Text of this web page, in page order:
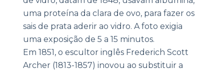
uma proteína da clara de ovo, para fazer os
sais de prata aderir ao vidro. A foto exigia
uma exposição de 5 a 15 minutos.
Em 1851, o escultor inglês Frederich Scott
Archer (1813-1857) inovou ao substituir a